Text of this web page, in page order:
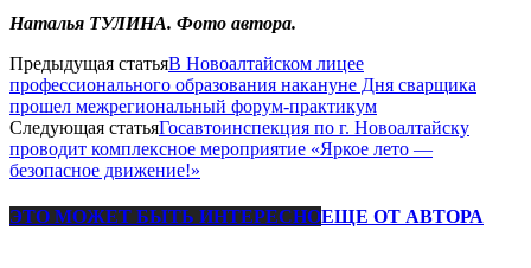
Наталья ТУЛИНА. Фото автора.
Предыдущая статьяВ Новоалтайском лицее
профессионального образования накануне Дня сварщика
прошел межрегиональный форум-практикум
Следующая статьяГосавтоинспекция по г. Новоалтайску
проводит комплексное мероприятие «Яркое лето —
безопасное движение!»
ЭТО МОЖЕТ БЫТЬ ИНТЕРЕСНОЕЩЕ ОТ АВТОРА